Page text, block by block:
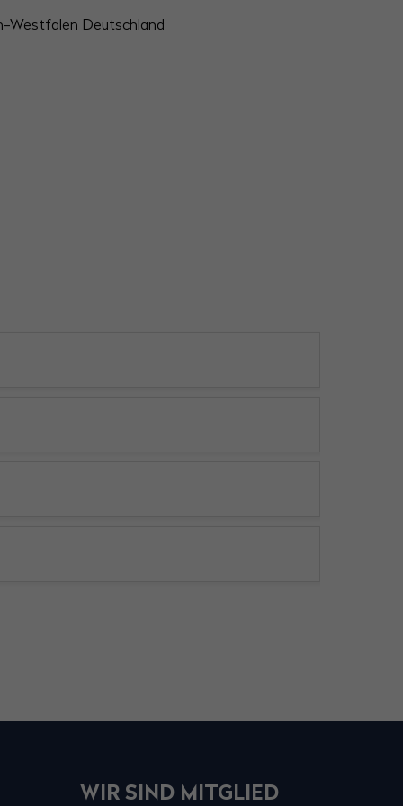
Westfalen Deutschland
WIR SIND MITGLIED